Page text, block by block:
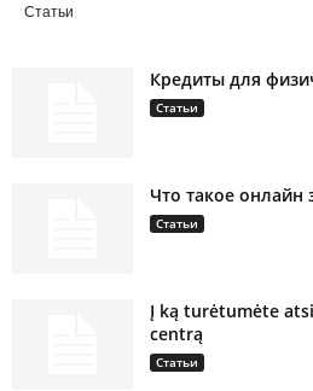
Статьи
Кредиты для
Статьи
Что такое онлайн
Статьи
Į ką turėtumėte
centrą
Статьи